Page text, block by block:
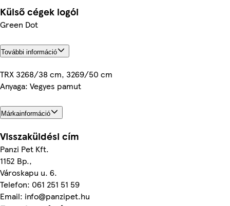
Külső cégek logói
Green Dot
További információ
TRX 3268/38 cm, 3269/50 cm
Anyaga: Vegyes pamut
Márkainformáció
Visszaküldési cím
Panzi Pet Kft.
1152 Bp.,
Városkapu u. 6.
Telefon: 061 251 51 59
Email: info@panzipet.hu